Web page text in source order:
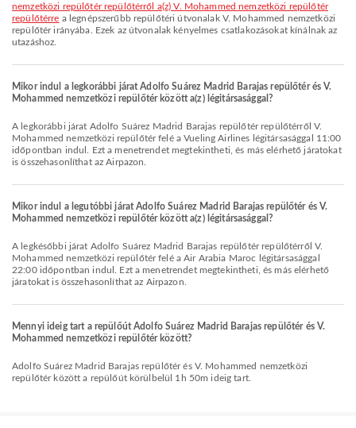
nemzetközi repülőtér repülőtérről a(z) V. Mohammed nemzetközi repülőtér
repülőtérre a legnépszerűbb repülőtéri útvonalak V. Mohammed nemzetközi
repülőtér irányába. Ezek az útvonalak kényelmes csatlakozásokat kínálnak az
utazáshoz.
Mikor indul a legkorábbi járat Adolfo Suárez Madrid Barajas repülőtér és V.
Mohammed nemzetközi repülőtér között a(z) légitársasággal?
A legkorábbi járat Adolfo Suárez Madrid Barajas repülőtér repülőtérről V.
Mohammed nemzetközi repülőtér felé a Vueling Airlines légitársasággal 11:00
időpontban indul. Ezt a menetrendet megtekintheti, és más elérhető járatokat
is összehasonlíthat az Airpazon.
Mikor indul a legutóbbi járat Adolfo Suárez Madrid Barajas repülőtér és V.
Mohammed nemzetközi repülőtér között a(z) légitársasággal?
A legkésőbbi járat Adolfo Suárez Madrid Barajas repülőtér repülőtérről V.
Mohammed nemzetközi repülőtér felé a Air Arabia Maroc légitársasággal
22:00 időpontban indul. Ezt a menetrendet megtekintheti, és más elérhető
járatokat is összehasonlíthat az Airpazon.
Mennyi ideig tart a repülőút Adolfo Suárez Madrid Barajas repülőtér és V.
Mohammed nemzetközi repülőtér között?
Adolfo Suárez Madrid Barajas repülőtér és V. Mohammed nemzetközi
repülőtér között a repülőút körülbelül 1h 50m ideig tart.